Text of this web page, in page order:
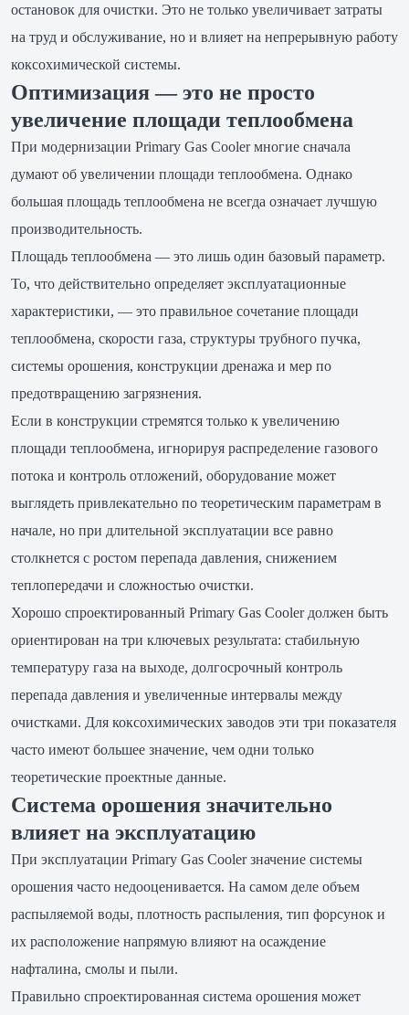
остановок для очистки. Это не только увеличивает затраты
на труд и обслуживание, но и влияет на непрерывную работу
коксохимической системы.
Оптимизация — это не просто
увеличение площади теплообмена
При модернизации Primary Gas Cooler многие сначала
думают об увеличении площади теплообмена. Однако
большая площадь теплообмена не всегда означает лучшую
производительность.
Площадь теплообмена — это лишь один базовый параметр.
То, что действительно определяет эксплуатационные
характеристики, — это правильное сочетание площади
теплообмена, скорости газа, структуры трубного пучка,
системы орошения, конструкции дренажа и мер по
предотвращению загрязнения.
Если в конструкции стремятся только к увеличению
площади теплообмена, игнорируя распределение газового
потока и контроль отложений, оборудование может
выглядеть привлекательно по теоретическим параметрам в
начале, но при длительной эксплуатации все равно
столкнется с ростом перепада давления, снижением
теплопередачи и сложностью очистки.
Хорошо спроектированный Primary Gas Cooler должен быть
ориентирован на три ключевых результата: стабильную
температуру газа на выходе, долгосрочный контроль
перепада давления и увеличенные интервалы между
очистками. Для коксохимических заводов эти три показателя
часто имеют большее значение, чем одни только
теоретические проектные данные.
Система орошения значительно
влияет на эксплуатацию
При эксплуатации Primary Gas Cooler значение системы
орошения часто недооценивается. На самом деле объем
распыляемой воды, плотность распыления, тип форсунок и
их расположение напрямую влияют на осаждение
нафталина, смолы и пыли.
Правильно спроектированная система орошения может